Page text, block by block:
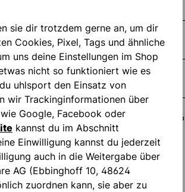
Rasen
Trocken
1011380022026
sie dir trotzdem gerne an, um dir
Cookies, Pixel, Tags und ähnliche
uns deine Einstellungen im Shop
nicht so funktioniert wie es
uhlsport den Einsatz von
wir Trackinginformationen über
Google, Facebook oder
kannst du im Abschnitt
Einwilligung kannst du jederzeit
auch in die Weitergabe über
AG (Ebbinghoff 10, 48624
zuordnen kann, sie aber zu